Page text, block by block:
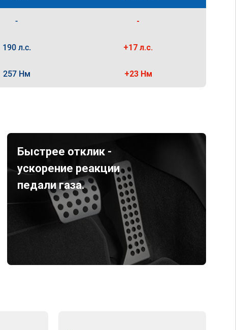
- -
190 л.с. +17 л.с.
257 Нм +23 Нм
Быстрее отклик -
ускорение реакции
педали газа.